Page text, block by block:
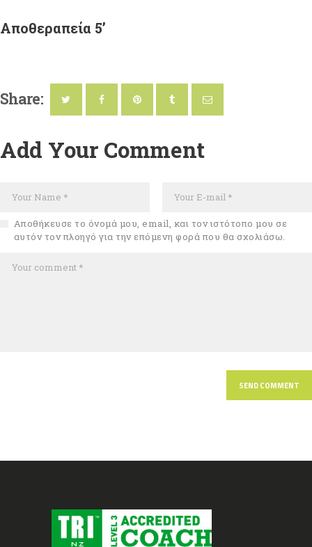
Αποθεραπεία 5’
Share:
Add Your Comment
Αποθήκευσε το όνομά μου, email, και τον ιστότοπο μου σε
αυτόν τον πλοηγό για την επόμενη φορά που θα σχολιάσω.